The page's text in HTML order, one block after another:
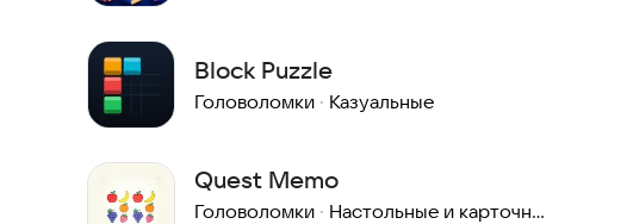
Block Puzzle
Головоломки · Казуальные
Quest Memo
Головоломки · Настольные и карточные